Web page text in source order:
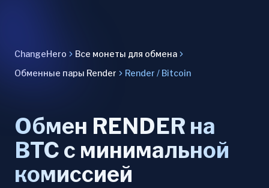
ChangeHero
Все монеты для обмена
Обменные пары Render
Render / Bitcoin
Обмен RENDER на
BTC с минимальной
комиссией